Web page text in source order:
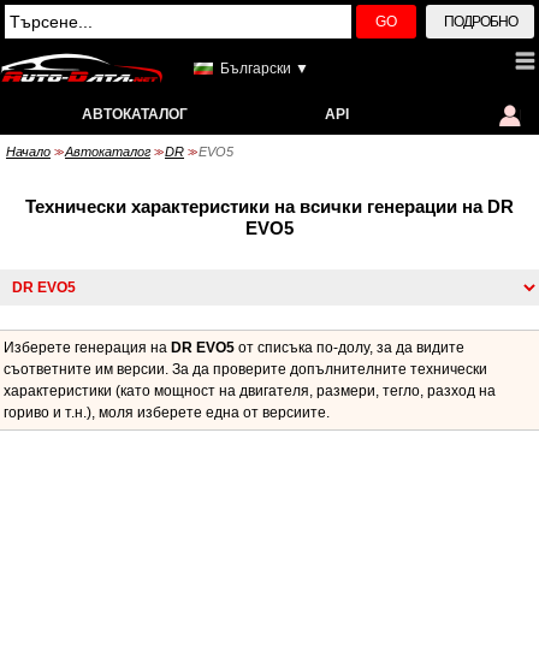
GO ПОДРОБНО
Български ▼
АВТОКАТАЛОГ API
Начало >> Автокаталог >> DR >> EVO5
Технически характеристики на всички генерации на DR
EVO5
Изберете генерация на DR EVO5 от списъка по-долу, за да видите
съответните им версии. За да проверите допълнителните технически
характеристики (като мощност на двигателя, размери, тегло, разход на
гориво и т.н.), моля изберете една от версиите.